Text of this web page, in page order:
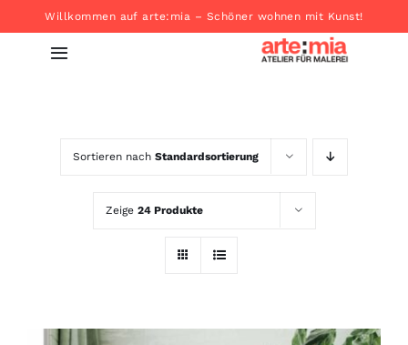
Inhalt
springen
Willkommen auf arte:mia – Schöner wohnen mit Kunst!
Toggle
Produkte
Sortieren nach Standardsortierung
Zeige 24 Produkte